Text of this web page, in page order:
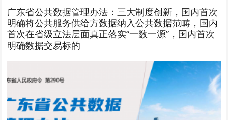
广东省公共数据管理办法：三大制度创新，国内首次
明确将公共服务供给方数据纳入公共数据范畴，国内
首次在省级立法层面真正落实“一数一源”，国内首次
明确数据交易标的